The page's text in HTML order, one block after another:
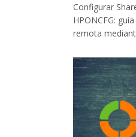
Configurar
HPONCFG:
remota